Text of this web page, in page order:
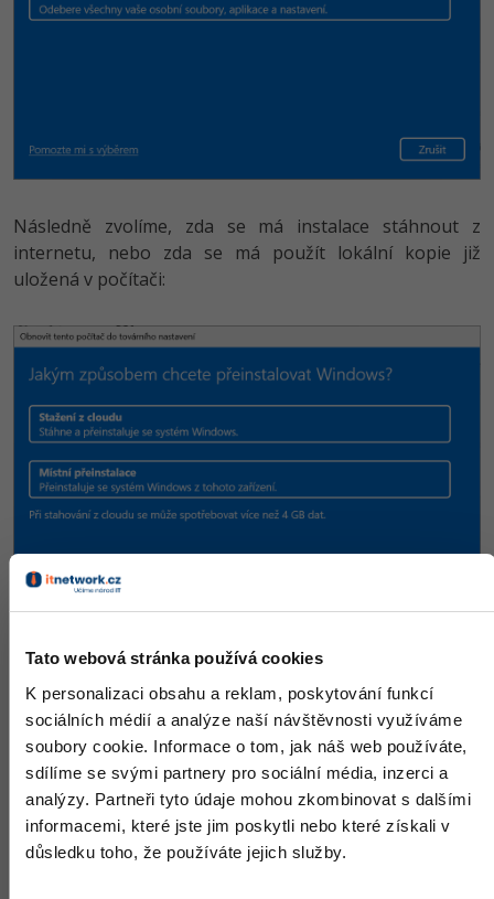
Tato webová stránka používá cookies
K personalizaci obsahu a reklam, poskytování funkcí
sociálních médií a analýze naší návštěvnosti využíváme
soubory cookie. Informace o tom, jak náš web používáte,
sdílíme se svými partnery pro sociální média, inzerci a
analýzy. Partneři tyto údaje mohou zkombinovat s dalšími
informacemi, které jste jim poskytli nebo které získali v
důsledku toho, že používáte jejich služby.
Následně zvolíme, zda se má instalace stáhnout z
internetu, nebo zda se má použít lokální kopie již
uložená v počítači:
Rychlejší je využít instalátor, který je k dispozici v
počítači, čímž zároveň zachováme aplikace od výrobce.
Pokud s ním však nastanou problémy, můžeme
instalátor příslušné verze Windows stáhnout znovu a
případně zvolit i jiný build (podverzi).
Během instalace/resetu systému musíme nechat